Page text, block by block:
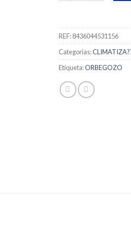
REF:8436044531156
Categorias:
Etiqueta:ORBEGOZO